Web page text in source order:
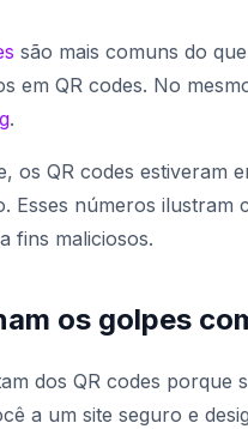
são mais comuns do
em QR codes. No
.
os QR codes estiveram
Esses números
fins maliciosos.
os golpes
dos QR codes
a um site seguro e